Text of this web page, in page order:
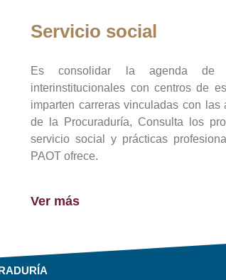
Servicio social
Es consolidar la agenda de
interinstitucionales con centros de
imparten carreras vinculadas con las
de la Procuraduría, Consulta los
servicio social y prácticas
PAOT ofrece.
Ver más